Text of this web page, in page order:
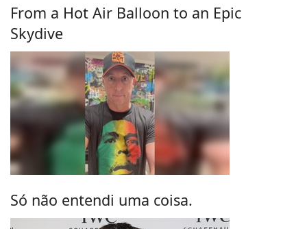
From a Hot Air Balloon to an Epic
Skydive
Só não entendi uma coisa.